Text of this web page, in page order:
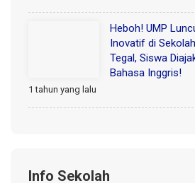
Heboh! UMP
Inovatif di
Tegal, Siswa
Bahasa Inggris!
1 tahun yang lalu
Info Sekolah